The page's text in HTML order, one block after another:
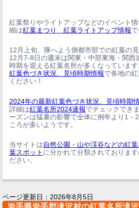
紅葉祭りやライトアップなどのイベント
細は紅葉まつり 紅葉ライトアップ情報
12月上旬、隊へよう側都市部での紅葉の
12月7-8日の週末は関東・中部東海・関西
時期を迎える紅葉名所が多くなっていま
紅葉色づき状況、見頃時期情報で各地の
ください！
2024年の最新紅葉色づき状況、見頃時期
詳細は紅葉名所2024速報でチェックでき
ーズンは猛暑の影響で全体に例年より1－
ころが多いようです。
当サイトは自然公園・山や渓谷などの紅
葉スポット に分かれて分類されておりま
ださい。
ページ更新日： 2026年8月5日